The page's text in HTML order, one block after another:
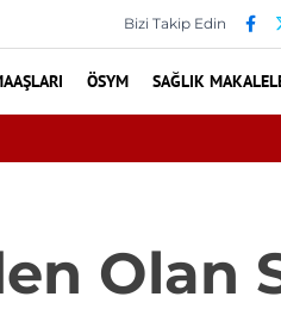
Bizi Takip Edin
ÖSYM SAĞLIK
Olan